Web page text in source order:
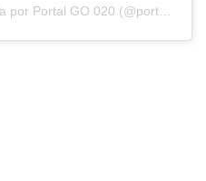
Uma publicação compartilhada por Portal GO 020 (@portalgo020)